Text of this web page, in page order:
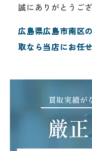
誠にありがとうご
広島県広島市南区
取なら当店にお任
買取実績が
厳